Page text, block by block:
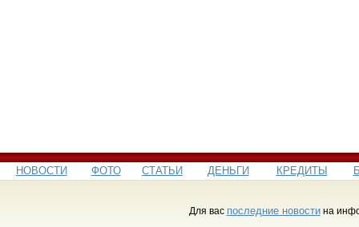
НОВОСТИ ФОТО СТАТЬИ ДЕНЬГИ КРЕДИТЫ
Для вас последние новостина